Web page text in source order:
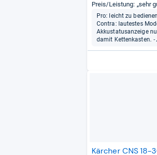
Preis/Leistung: „sehr
Pro: leicht zu
Contra: lautestes
Akkustatusanzeige
damit Kettenkasten. -
Kärcher CNS 18-